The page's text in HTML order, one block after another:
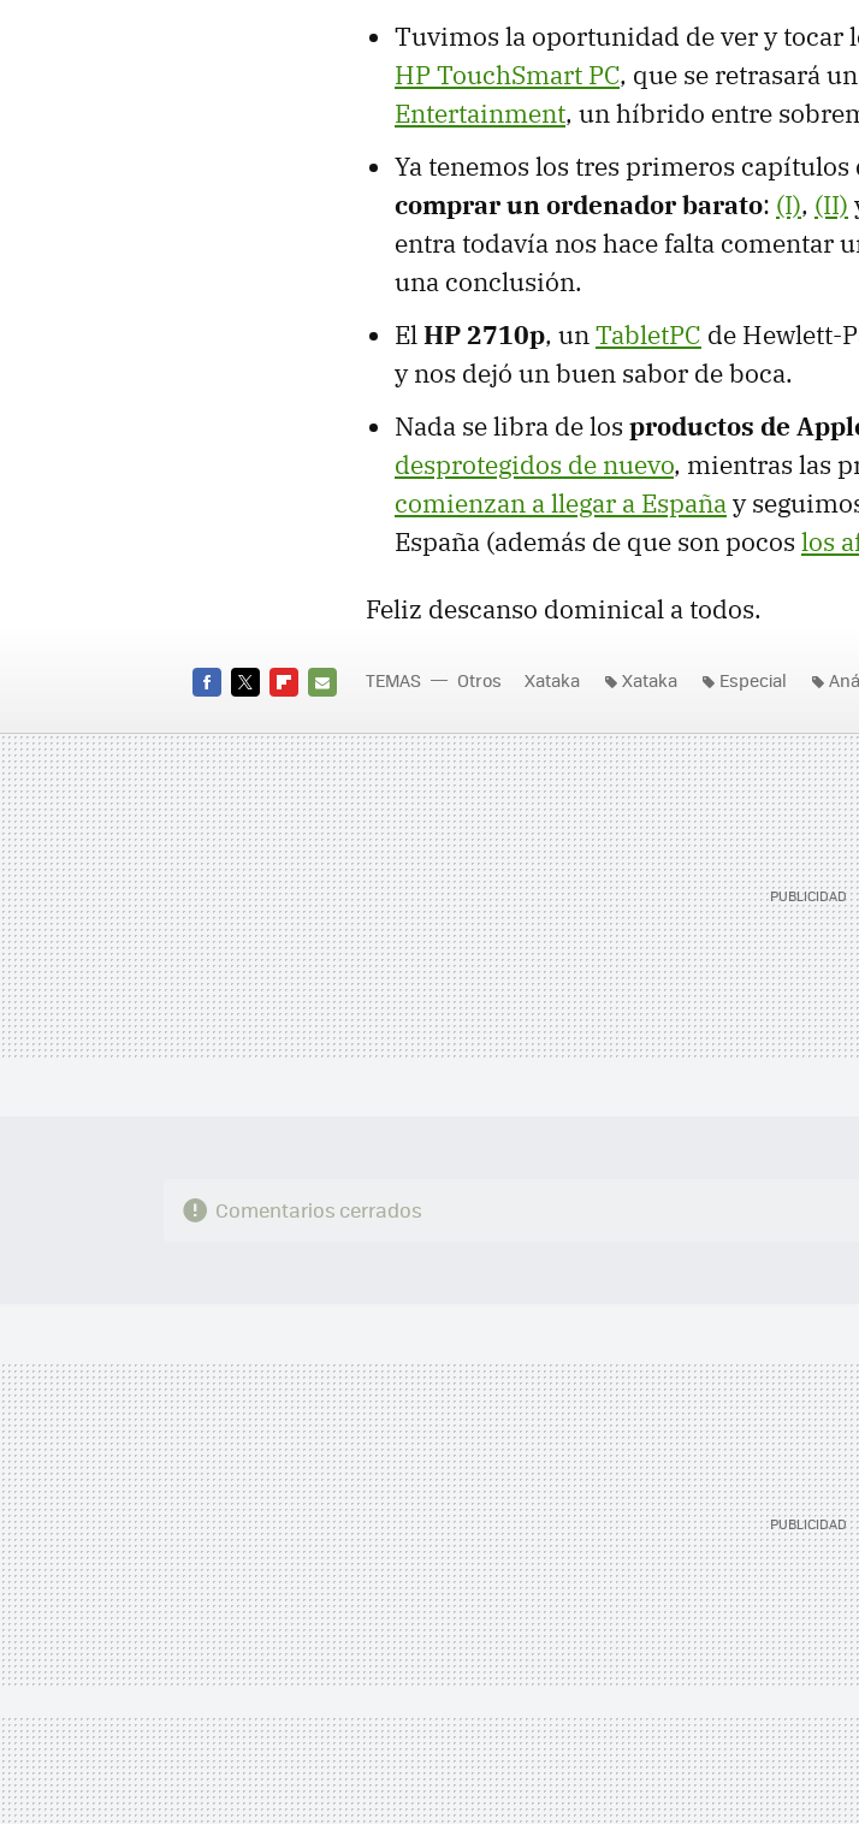
Tuvimos la oportunidad de ver y tocar
HP TouchSmart PC, que se retrasará
Entertainment, un híbrido entre
Ya tenemos los tres primeros capítulos
comprar un ordenador barato: (I), (II)
entra todavía nos hace falta comentar
una conclusión.
ElHP 2710p, unTabletPC de Hewlett-
y nos dejó un buen sabor de boca.
Nada se libra de los productos de
desprotegidos de nuevo, mientras las
comienzan a llegar a Españay
España (además de que son pocos los
Feliz descanso dominical a todos.
MAIL
TEMAS Otros Xataka Xataka Especial
Comentarios cerrados